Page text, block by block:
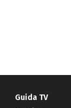
Guida TV